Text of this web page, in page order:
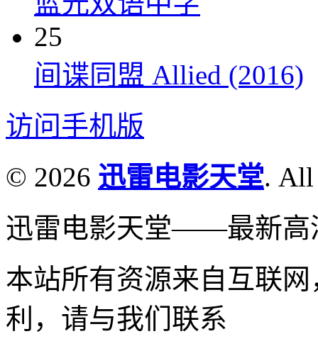
25
间谍同盟 Allied (2016)
访问手机版
© 2026 迅雷电影天堂. All
迅雷电影天堂——最新高
本站所有资源来自互联
利，请与我们联系